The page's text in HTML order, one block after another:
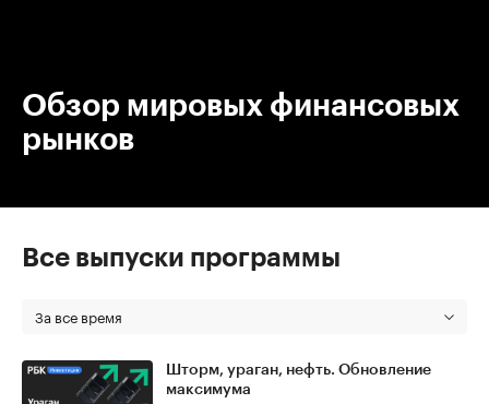
Обзор мировых финансовых
рынков
Все выпуски программы
За все время
Шторм, ураган, нефть. Обновление
максимума